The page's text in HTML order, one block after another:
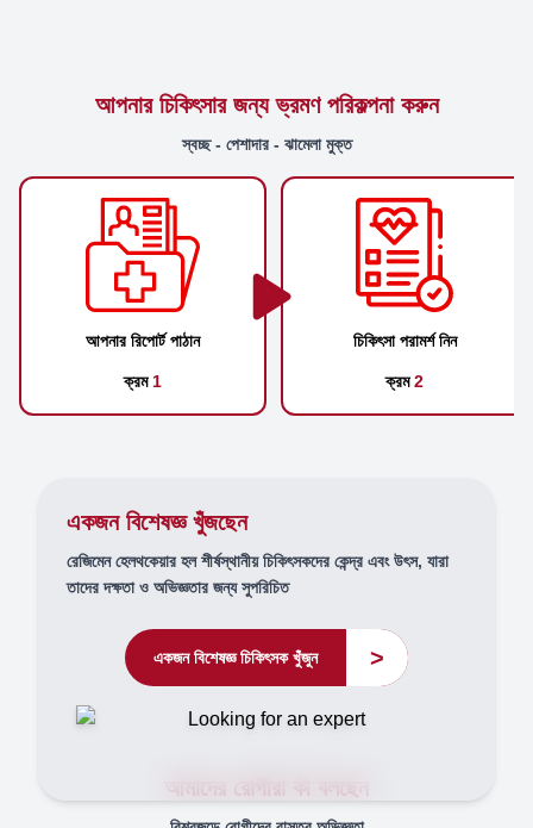
আপনার চিকিৎসার জন্য ভ্রমণ পরিকল্পনা করুন
স্বচ্ছ - পেশাদার - ঝামেলা মুক্ত
আপনার রিপোর্ট পাঠান
ক্রম 1
চিকিৎসা পরামর্শ নিন
ক্রম2
একজন বিশেষজ্ঞ খুঁজছেন
রেজিমেন হেলথকেয়ার হল শীর্ষস্থানীয় চিকিৎসকদের কেন্দ্র এবং উৎস, যারা
তাদের দক্ষতা ও অভিজ্ঞতার জন্য সুপরিচিত
একজন বিশেষজ্ঞ চিকিৎসক খুঁজুন >
আমাদের রোগীরা কী বলছেন